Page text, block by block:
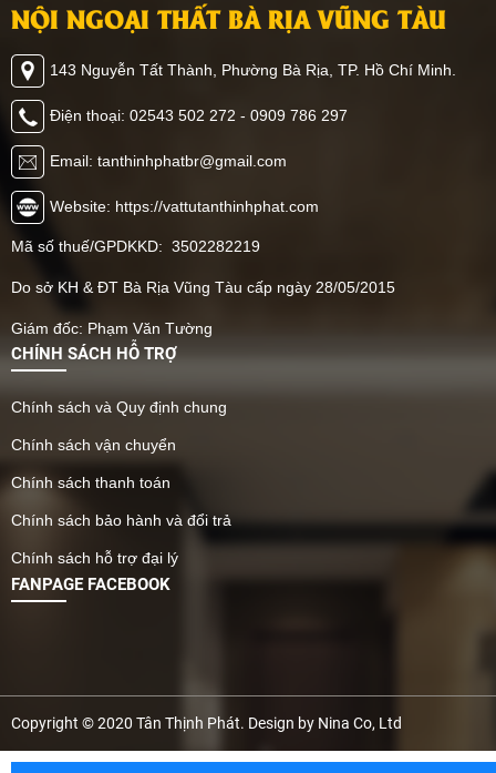
NỘI NGOẠI THẤT BÀ RỊA VŨNG TÀU
143 Nguyễn Tất Thành, Phường Bà Rịa, TP. Hồ Chí Minh.
Điện thoại: 02543 502 272 - 0909 786 297
Email: tanthinhphatbr@gmail.com
Website: https://vattutanthinhphat.com
Mã số thuế/GPDKKD: 3502282219
Do sở KH & ĐT Bà Rịa Vũng Tàu cấp ngày 28/05/2015
Giám đốc: Phạm Văn Tường
CHÍNH SÁCH HỖ TRỢ
Chính sách và Quy định chung
Chính sách vận chuyển
Chính sách thanh toán
Chính sách bảo hành và đổi trả
Chính sách hỗ trợ đại lý
FANPAGE FACEBOOK
Copyright © 2020 Tân Thịnh Phát. Design by Nina Co, Ltd